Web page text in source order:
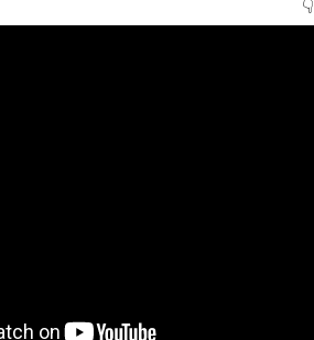
👇